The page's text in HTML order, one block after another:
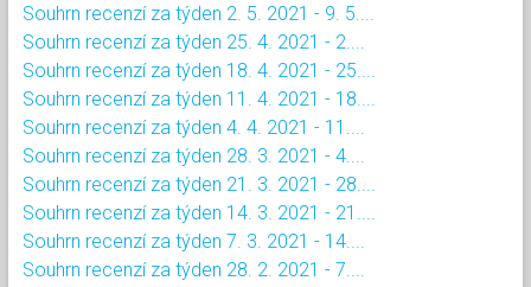
Souhrn recenzí za týden 2. 5. 2021 - 9. 5....
Souhrn recenzí za týden 25. 4. 2021 - 2....
Souhrn recenzí za týden 18. 4. 2021 - 25....
Souhrn recenzí za týden 11. 4. 2021 - 18....
Souhrn recenzí za týden 4. 4. 2021 - 11....
Souhrn recenzí za týden 28. 3. 2021 - 4....
Souhrn recenzí za týden 21. 3. 2021 - 28....
Souhrn recenzí za týden 14. 3. 2021 - 21....
Souhrn recenzí za týden 7. 3. 2021 - 14....
Souhrn recenzí za týden 28. 2. 2021 - 7....